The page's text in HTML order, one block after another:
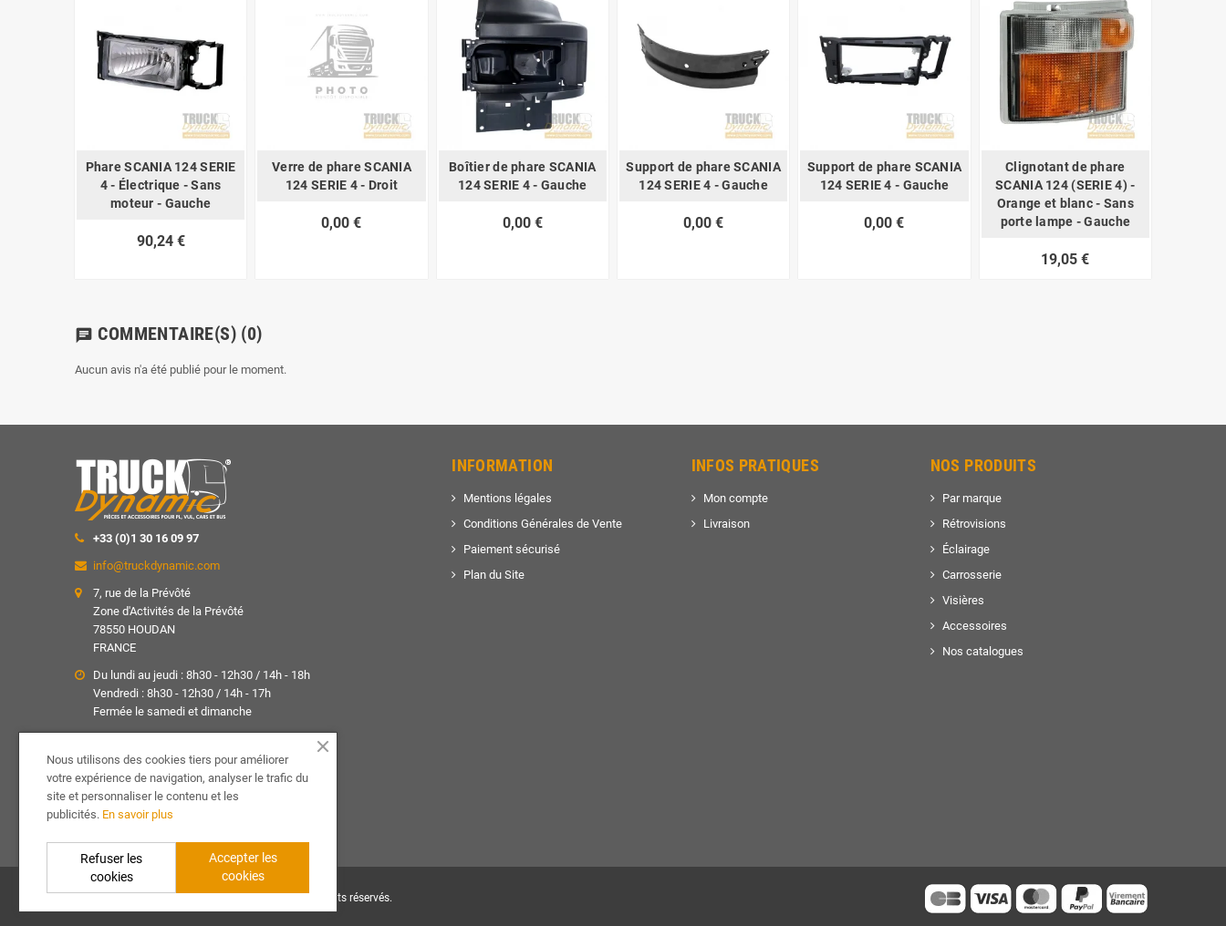
Phare SCANIA 124 SERIE
4 - Électrique - Sans
moteur - Gauche
90,24 €
Verre de phare SCANIA
124 SERIE 4 - Droit
0,00 €
Boîtier de phare SCANIA
124 SERIE 4 - Gauche
0,00 €
Support de phare SCANIA
124 SERIE 4 - Gauche
0,00 €
Support de phare SCANIA
124 SERIE 4 - Gauche
0,00 €
Clignotant de phare
SCANIA 124 (SERIE 4) -
Orange et blanc - Sans
porte lampe - Gauche
19,05 €
chat COMMENTAIRE(S) (0)
Aucun avis n'a été publié pour le moment.
+33 (0)1 30 16 09 97
info@truckdynamic.com
7, rue de la Prévôté
Zone d'Activités de la Prévôté
78550 HOUDAN
FRANCE
Du lundi au jeudi : 8h30 - 12h30 / 14h - 18h
Vendredi : 8h30 - 12h30 / 14h - 17h
Fermée le samedi et dimanche
SUIVEZ-NOUS !
Facebook YouTube
INFORMATION
Mentions légales
Conditions Générales de Vente
Paiement sécurisé
Plan du Site
INFOS PRATIQUES
Mon compte
Livraison
NOS PRODUITS
Par marque
Rétrovisions
Éclairage
Carrosserie
Visières
Accessoires
Nos catalogues
| Tous droits réservés.
Nous utilisons des cookies tiers pour améliorer
votre expérience de navigation, analyser le trafic du
site et personnaliser le contenu et les
publicités. En savoir plus
Accepter les
cookies
Refuser les
cookies